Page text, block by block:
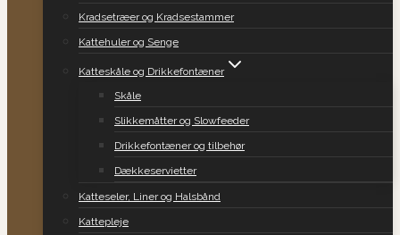
Kradsetræer og Kradsestammer
Kattehuler og Senge
Katteskåle og Drikkefontæner
Skåle
Slikkemåtter og Slowfeeder
Drikkefontæner og tilbehør
Dækkeservietter
Katteseler, Liner og Halsbånd
Kattepleje